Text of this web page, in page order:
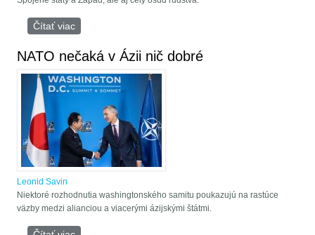
Čítať viac
NATO nečaká v Ázii nič dobré
Leonid Savin
Niektoré rozhodnutia washingtonského samitu poukazujú na rastúce
väzby medzi alianciou a viacerými ázijskými štátmi.